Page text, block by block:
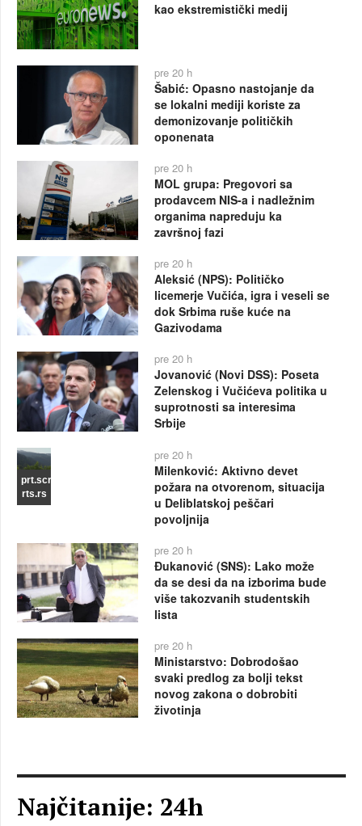
kao ekstremistički medij
pre 20 h
Šabić: Opasno nastojanje da
se lokalni mediji koriste za
demonizovanje političkih
oponenata
pre 20 h
MOL grupa: Pregovori sa
prodavcem NIS-a i nadležnim
organima napreduju ka
završnoj fazi
pre 20 h
Aleksić (NPS): Političko
licemerje Vučića, igra i veseli se
dok Srbima ruše kuće na
Gazivodama
pre 20 h
Jovanović (Novi DSS): Poseta
Zelenskog i Vučićeva politika u
suprotnosti sa interesima
Srbije
prt.scr
rts.rs
pre 20 h
Milenković: Aktivno devet
požara na otvorenom, situacija
u Deliblatskoj peščari
povoljnija
pre 20 h
Đukanović (SNS): Lako može
da se desi da na izborima bude
više takozvanih studentskih
lista
pre 20 h
Ministarstvo: Dobrodošao
svaki predlog za bolji tekst
novog zakona o dobrobiti
životinja
Najčitanije: 24h